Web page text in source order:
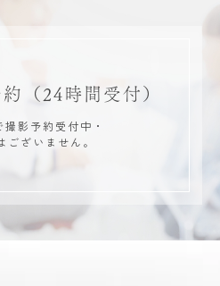
（24時間受付）
影予約受付中・
ございません。